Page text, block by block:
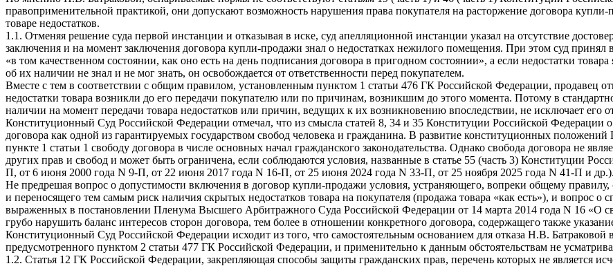
правоприменительной практикой, они допускают возможность нарушения права покупателя на расторжение договора
товаре недостатков.
1.1. Отменяя решение суда первой инстанции и отказывая в иске, суд апелляционной инстанции указал на отсутствие
заключения и на момент заключения договора купли-продажи знал о недостатках нежилого помещения. При этом суд принял
«в том качественном состоянии, как оно есть на день подписания договора в пригодном состоянии», а если недостатки
об их наличии не знал и не мог знать, он освобождается от ответственности перед покупателем.
Вместе с тем в соответствии с общим правилом, установленным пунктом 1 статьи 476 ГК Российской Федерации, продавец
недостатки товара возникли до его передачи покупателю или по причинам, возникшим до этого момента. Потому в
наличии на момент передачи товара недостатков или причин, ведущих к их возникновению впоследствии, не исключает его
Конституционный Суд Российской Федерации отмечал, что из смысла статей 8, 34 и 35 Конституции Российской Федерации
договора как одной из гарантируемых государством свобод человека и гражданина. В развитие конституционных
пункте 1 статьи 1 свободу договора в числе основных начал гражданского законодательства. Однако свобода договора не
других прав и свобод и может быть ограничена, если соблюдаются условия, названные в статье 55 (часть 3) Конституции
П, от 6 июня 2000 года N 9-П, от 22 июня 2017 года N 16-П, от 25 июня 2024 года N 33-П, от 25 ноября 2025 года N 41-П и др.).
Не предрешая вопрос о допустимости включения в договор купли-продажи условия, устраняющего, вопреки общему правилу,
и переносящего тем самым риск наличия скрытых недостатков товара на покупателя (продажа товара «как есть»), и вопрос о
выраженных в постановлении Пленума Высшего Арбитражного Суда Российской Федерации от 14 марта 2014 года N 16 «О
грубо нарушить баланс интересов сторон договора, тем более в отношении конкретного договора, содержащего также
Конституционный Суд Российской Федерации исходит из того, что самостоятельным основанием для отказа Н.В. Батраковой
предусмотренного пунктом 2 статьи 477 ГК Российской Федерации, и применительно к данным обстоятельствам не
1.2. Статья 12 ГК Российской Федерации, закрепляющая способы защиты гражданских прав, перечень которых не является